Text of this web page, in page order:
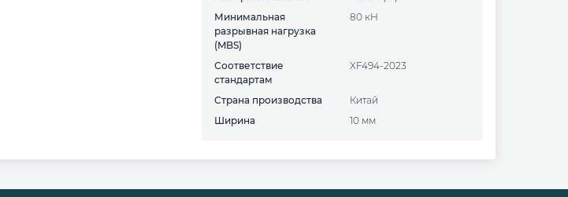
Минимальная
разрывная нагрузка
(MBS)
80 кН
Соответствие
стандартам
XF494-2023
Страна производства
Китай
Ширина
10 мм